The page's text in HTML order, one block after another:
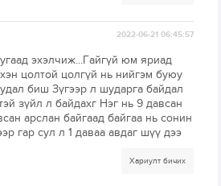
2022-06-21 06:45:57
эхэлчиж...Гайгүй юм яриад
цолтой цолгүй нь нийгэм буюу
биш Зүгээр л шударга байдал
зүйл л байдахг Нэг нь 9 давсан
арслан байгаад байгаа нь сонин
гар сул л 1 даваа авдаг шүү дээ
Хариулт бичих